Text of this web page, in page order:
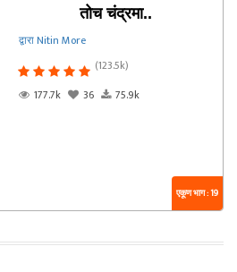
तोच चंद्रमा..
द्वारा Nitin More
(123.5k)
177.7k
36 75.9k
एकूण भाग : 19